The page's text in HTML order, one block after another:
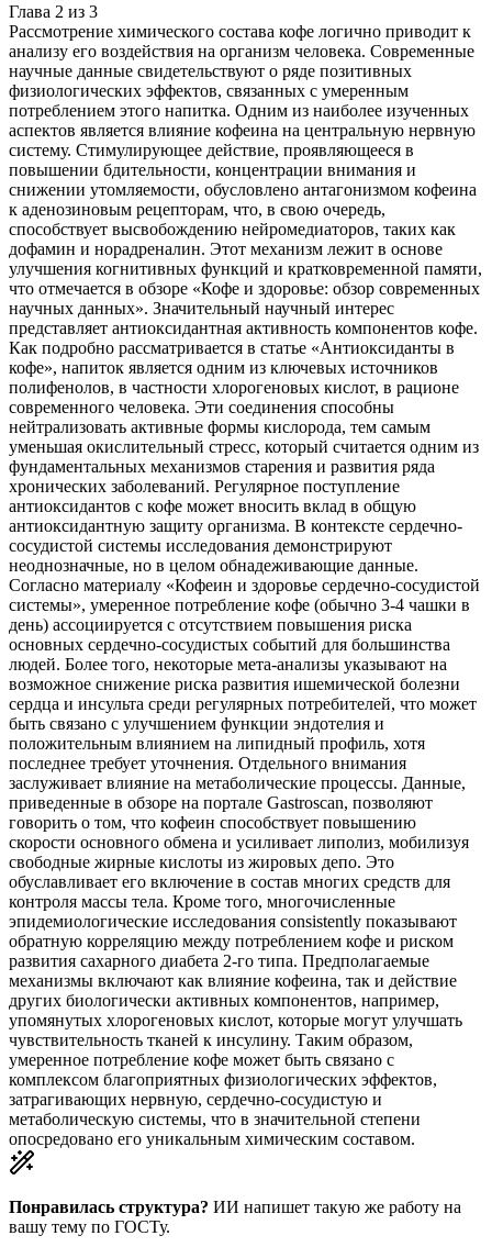
Глава 2 из 3
Рассмотрение химического состава кофе логично приводит к
анализу его воздействия на организм человека. Современные
научные данные свидетельствуют о ряде позитивных
физиологических эффектов, связанных с умеренным
потреблением этого напитка. Одним из наиболее изученных
аспектов является влияние кофеина на центральную нервную
систему. Стимулирующее действие, проявляющееся в
повышении бдительности, концентрации внимания и
снижении утомляемости, обусловлено антагонизмом кофеина
к аденозиновым рецепторам, что, в свою очередь,
способствует высвобождению нейромедиаторов, таких как
дофамин и норадреналин. Этот механизм лежит в основе
улучшения когнитивных функций и кратковременной памяти,
что отмечается в обзоре «Кофе и здоровье: обзор современных
научных данных». Значительный научный интерес
представляет антиоксидантная активность компонентов кофе.
Как подробно рассматривается в статье «Антиоксиданты в
кофе», напиток является одним из ключевых источников
полифенолов, в частности хлорогеновых кислот, в рационе
современного человека. Эти соединения способны
нейтрализовать активные формы кислорода, тем самым
уменьшая окислительный стресс, который считается одним из
фундаментальных механизмов старения и развития ряда
хронических заболеваний. Регулярное поступление
антиоксидантов с кофе может вносить вклад в общую
антиоксидантную защиту организма. В контексте сердечно-
сосудистой системы исследования демонстрируют
неоднозначные, но в целом обнадеживающие данные.
Согласно материалу «Кофеин и здоровье сердечно-сосудистой
системы», умеренное потребление кофе (обычно 3-4 чашки в
день) ассоциируется с отсутствием повышения риска
основных сердечно-сосудистых событий для большинства
людей. Более того, некоторые мета-анализы указывают на
возможное снижение риска развития ишемической болезни
сердца и инсульта среди регулярных потребителей, что может
быть связано с улучшением функции эндотелия и
положительным влиянием на липидный профиль, хотя
последнее требует уточнения. Отдельного внимания
заслуживает влияние на метаболические процессы. Данные,
приведенные в обзоре на портале Gastroscan, позволяют
говорить о том, что кофеин способствует повышению
скорости основного обмена и усиливает липолиз, мобилизуя
свободные жирные кислоты из жировых депо. Это
обуславливает его включение в состав многих средств для
контроля массы тела. Кроме того, многочисленные
эпидемиологические исследования consistently показывают
обратную корреляцию между потреблением кофе и риском
развития сахарного диабета 2-го типа. Предполагаемые
механизмы включают как влияние кофеина, так и действие
других биологически активных компонентов, например,
упомянутых хлорогеновых кислот, которые могут улучшать
чувствительность тканей к инсулину. Таким образом,
умеренное потребление кофе может быть связано с
комплексом благоприятных физиологических эффектов,
затрагивающих нервную, сердечно-сосудистую и
метаболическую системы, что в значительной степени
опосредовано его уникальным химическим составом.
Понравилась структура? ИИ напишет такую же работу на
вашу тему по ГОСТу.